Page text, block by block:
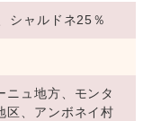
シャルドネ25％
ニュ地方、モンタ
区、アンボネイ村